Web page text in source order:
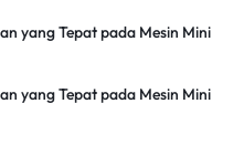
yang Tepat pada Mesin Mini
yang Tepat pada Mesin Mini